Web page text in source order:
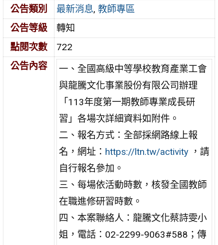
公告類別
最新消息,教師專區
公告等級
轉知
點閱次數
722
公告內容
一、全國高級中等學校教育產業工會
與龍騰文化事業股份有限公司辦理
「113年度第一期教師專業成長研
習」各場次詳細資料如附件。
二、報名方式：全部採網路線上報
名，網址： https://ltn.tw/activity，請
自行報名參加。
三、每場依活動時數，核發全國教師
在職進修研習時數。
四、本案聯絡人：龍騰文化蔡詩雯小
姐，電話：02-2299-9063#588；傳